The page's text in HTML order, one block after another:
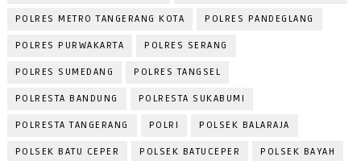
POLRES METRO TANGERANG KOTA POLRES PANDEGLANG
POLRES PURWAKARTA POLRES SERANG
POLRES SUMEDANG POLRES TANGSEL
POLRESTA BANDUNG POLRESTA SUKABUMI
POLRESTA TANGERANG POLRI POLSEK BALARAJA
POLSEK BATU CEPER POLSEK BATUCEPER POLSEK BAYAH